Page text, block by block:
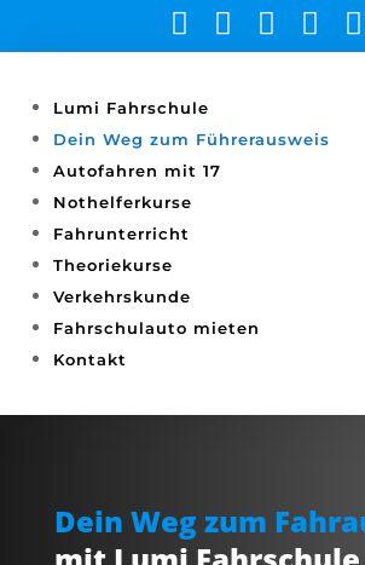
    
Lumi Fahrschule
Dein Weg zum Führerausweis
Autofahren mit 17
Nothelferkurse
Fahrunterricht
Theoriekurse
Verkehrskunde
Fahrschulauto mieten
Kontakt
Dein Weg zum